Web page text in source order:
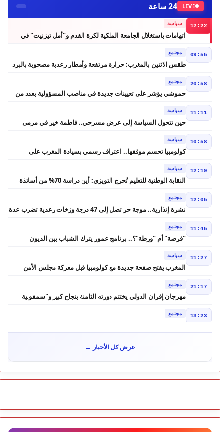
LIVE 24 ساعة
12:22 سياسة
اتهامات باستغلال الجامعة الملكية لكرة القدم و"أمل تيزنيت" في
09:55 مجتمع
طقس الاثنين بالمغرب: حرارة مرتفعة وأمطار رعدية مصحوبة بالبرد
20:58 مجتمع
حموشي يؤشر على تعيينات جديدة في مناصب المسؤولية بعدد من
11:11 سياسة
حين تتحول السياسة إلى عرض مسرحي.. فاطمة خير في مرمى
10:58 سياسة
كولومبيا تحسم موقفها.. اعتراف رسمي بسيادة المغرب على
12:19 سياسة
النقابة الوطنية للتعليم تُحرج التويزي: أين دراسة 70% من أساتذة
12:05 مجتمع
نشرة إنذارية.. موجة حر تصل إلى 47 درجة وزخات رعدية تضرب عدة
11:45 مجتمع
"فرصة" أم "ورطة"؟.. برنامج عمور يترك الشباب بين الديون
11:27 سياسة
المغرب يفتح صفحة جديدة مع كولومبيا قبل معركة مجلس الأمن
21:17 مجتمع
مهرجان إفران الدولي يختتم دورته الثامنة بنجاح كبير و"سمفونية
13:23 مجتمع
إصلاح الوزارة
غضب داخل حزب الاستقلال بالحسيمة بسبب تفويض مضيان اقتراح
مرشح الانتخابات التشريعية
11:52 مجتمع
شوكي يعيد وعود الأحرار.. والمغاربة يطالبون بحساب وعود 2021
مجتمع
عرض كل الأخبار ←